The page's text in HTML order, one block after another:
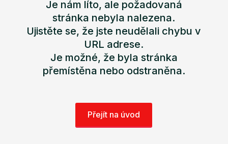
Je nám líto, ale požadovaná
stránka nebyla nalezena.
Ujistěte se, že jste neudělali chybu v
URL adrese.
Je možné, že byla stránka
přemístěna nebo odstraněna.
Přejít na úvod